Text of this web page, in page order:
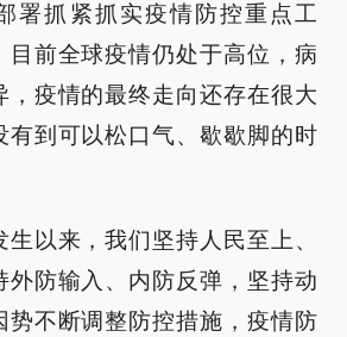
署抓紧抓实疫情防控重点工
目前全球疫情仍处于高位，病
，疫情的最终走向还存在很大
有到可以松口气、歇歇脚的时
以来，我们坚持人民至上、
外防输入、内防反弹，坚持动
势不断调整防控措施，疫情防